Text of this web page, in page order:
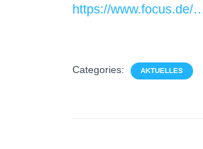
https://
Categories: AKTUELLES